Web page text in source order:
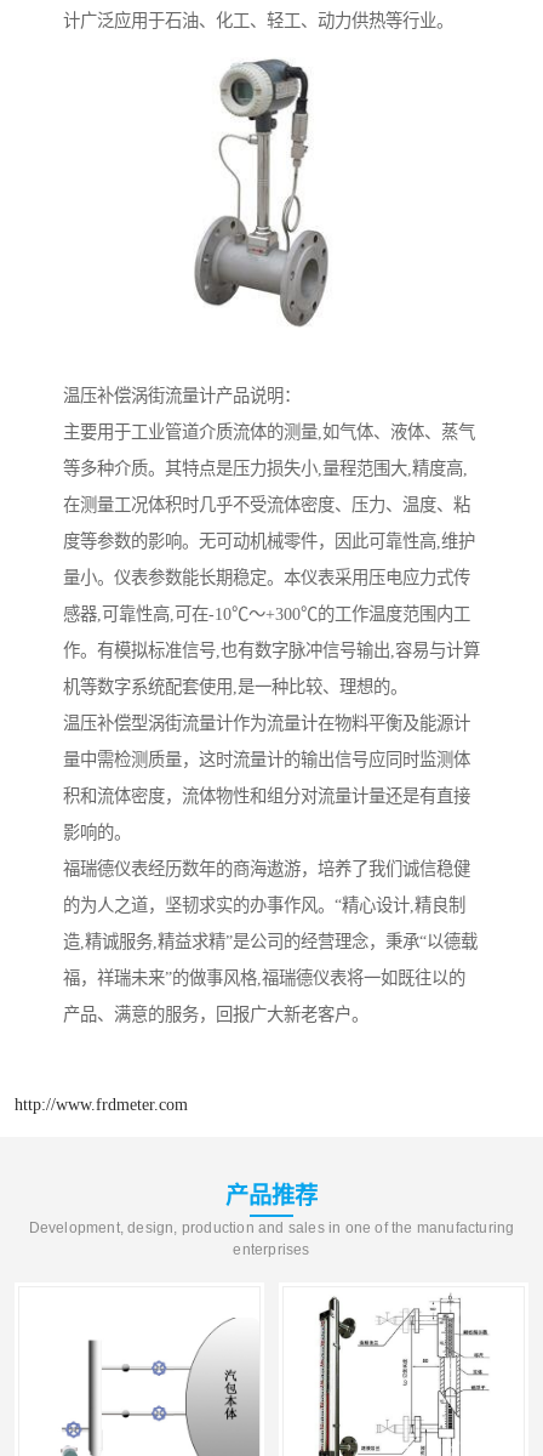
计广泛应用于石油、化工、轻工、动力供热等行业。
温压补偿涡街流量计产品说明：
主要用于工业管道介质流体的测量,如气体、液体、蒸气
等多种介质。其特点是压力损失小,量程范围大,精度高,
在测量工况体积时几乎不受流体密度、压力、温度、粘
度等参数的影响。无可动机械零件，因此可靠性高,维护
量小。仪表参数能长期稳定。本仪表采用压电应力式传
感器,可靠性高,可在-10℃～+300℃的工作温度范围内工
作。有模拟标准信号,也有数字脉冲信号输出,容易与计算
机等数字系统配套使用,是一种比较、理想的。
温压补偿型涡街流量计作为流量计在物料平衡及能源计
量中需检测质量，这时流量计的输出信号应同时监测体
积和流体密度，流体物性和组分对流量计量还是有直接
影响的。
福瑞德仪表经历数年的商海遨游，培养了我们诚信稳健
的为人之道，坚韧求实的办事作风。“精心设计,精良制
造,精诚服务,精益求精”是公司的经营理念，秉承“以德载
福，祥瑞未来”的做事风格,福瑞德仪表将一如既往以的
产品、满意的服务，回报广大新老客户。
http://www.frdmeter.com
产品推荐
Development, design, production and sales in one of the manufacturing
enterprises